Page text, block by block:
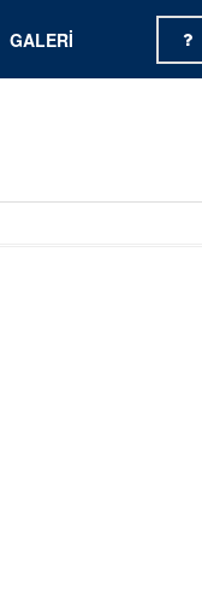
GALERI